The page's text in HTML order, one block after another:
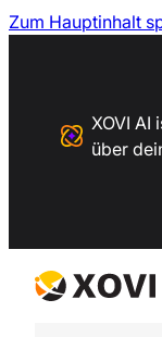
Zum Hauptinhalt
XOVI AI
über